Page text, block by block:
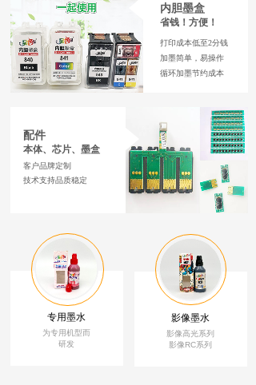
省钱！方便！
打印成本低至2分钱
加墨简单，易操作
循环加墨节约成本
内胆墨盒
本体、芯片、墨盒
配件
客户品牌定制
技术支持品质稳定
影像墨水
影像高光系列
影像RC系列
专用墨水
为专用机型而
研发